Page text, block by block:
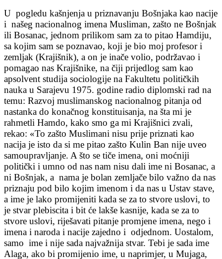
U pogledu kašnjenja u priznavanju Bošnjaka kao nacije
i našeg nacionalnog imena Musliman, zašto ne Bošnjak
ili Bosanac, jednom prilikom sam za to pitao Hamdiju,
sa kojim sam se poznavao, koji je bio moj profesor i
zemljak (Krajišnik), a on je inače volio, podržavao i
pomagao nas Krajišnike, na čiji prijedlog sam kao
apsolvent studija sociologije na Fakultetu političkih
nauka u Sarajevu 1975. godine radio diplomski rad na
temu: Razvoj muslimanskog nacionalnog pitanja od
nastanka do konačnog konstituisanja, na šta mi je
rahmetli Hamdo, kako smo ga mi Krajišnici zvali,
rekao: «To zašto Muslimani nisu prije priznati kao
nacija je isto da si me pitao zašto Kulin Ban nije uveo
samoupravljanje. A što se tiče imena, oni moćniji
politički i umno od nas nam nisu dali ime ni Bosanac, a
ni Bošnjak, a nama je bolan zemljače bilo važno da nas
priznaju pod bilo kojim imenom i da nas u Ustav stave,
a ime je lako promijeniti kada se za to stvore uslovi, to
je stvar plebiscita i bit će lakše kasnije, kada se za to
stvore uslovi, riješavati pitanje promjene imena, nego i
imena i naroda i nacije zajedno i odjednom. Uostalom,
samo ime i nije sada najvažnija stvar. Tebi je sada ime
Alaga, ako bi promijenio ime, u naprimjer, u Mujaga,